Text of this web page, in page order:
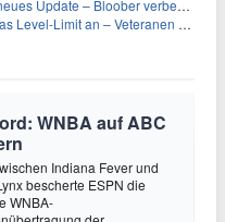
– Bloober verbessert Grafik und Performance
– Veteranen können endlich weiter aufsteigen
WNBA auf ABC
Indiana Fever und
bescherte ESPN die
WNBA-